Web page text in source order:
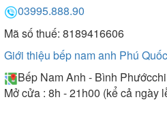
03995.888.90
Mã số thuế: 8189416606
Giới thiệu bếp nam anh Phú Quốc
Bếp Nam Anh - Bình Phước
Mở cửa : 8h - 21h00 (kể cả ngày